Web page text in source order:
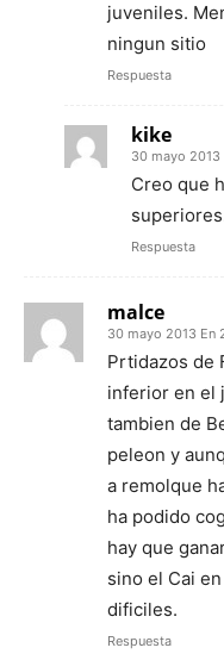
juveniles.
ningun sitio
Respuesta
kike
30 mayo 2013
Creo que
Respuesta
malce
30 mayo 2013 En
Prtidazos de
inferior en el
tambien de
peleon y
a remolque
ha podido
hay que
sino el Cai
dificiles.
Respuesta